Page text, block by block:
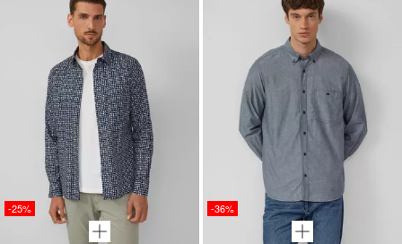
-25% -36%